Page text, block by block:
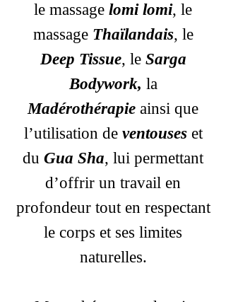
le massage lomi lomi, le
massage Thaïlandais, le
Deep Tissue, le Sarga
Bodywork, la
Madérothérapie ainsi que
l’utilisation de ventouseset
du Gua Sha, lui permettant
d’offrir un travail en
profondeur tout en respectant
le corps et ses limites
naturelles.